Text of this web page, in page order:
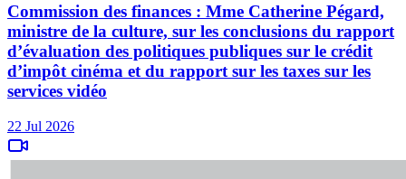
Commission des finances : Mme Catherine Pégard,
ministre de la culture, sur les conclusions du rapport
d’évaluation des politiques publiques sur le crédit
d’impôt cinéma et du rapport sur les taxes sur les
services vidéo
22 Jul 2026